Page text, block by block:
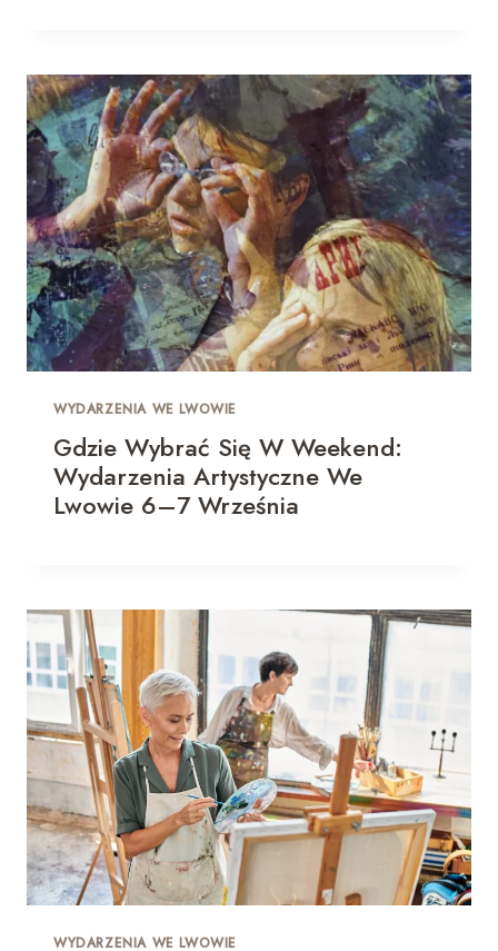
WYDARZENIA WE LWOWIE
Gdzie Wybrać Się W Weekend:
Wydarzenia Artystyczne We
Lwowie 6–7 Września
WYDARZENIA WE LWOWIE